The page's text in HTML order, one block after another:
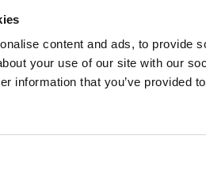
content and ads, to provide
your use of our site with our
information that you’ve provided